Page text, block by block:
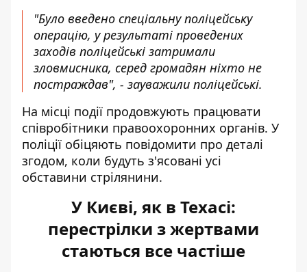
"Було введено спеціальну поліцейську
операцію, у результаті проведених
заходів поліцейські затримали
зловмисника, серед громадян ніхто не
постраждав", - зауважили поліцейські.
На місці події продовжують працювати
співробітники правоохоронних органів. У
поліції обіцяють повідомити про деталі
згодом, коли будуть з'ясовані усі
обставини стрілянини.
У Києві, як в Техасі:
перестрілки з жертвами
стаються все частіше